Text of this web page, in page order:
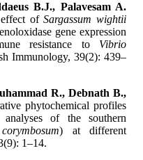
B.J., Palavesam A.
effect ofSargassum wightii
gene expression
resistance to Vibrio
Immunology, 39(2): 439–
R., Debnath B.,
phytochemical profiles
of the southern
) at different
1–14.